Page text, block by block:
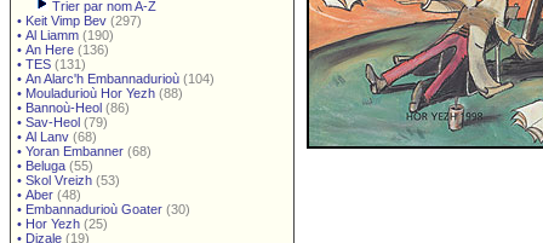
Trier par nom A-Z
• Keit Vimp Bev (297)
• Al Liamm (190)
• An Here (136)
• TES (131)
• An Alarc'h Embannadurioù (104)
• Mouladurioù Hor Yezh (88)
• Bannoù-Heol (86)
• Sav-Heol (79)
• Al Lanv (68)
• Yoran Embanner (68)
• Beluga (55)
• Skol Vreizh (53)
• Aber (48)
• Embannadurioù Goater (30)
• Hor Yezh (25)
• Dizale (19)